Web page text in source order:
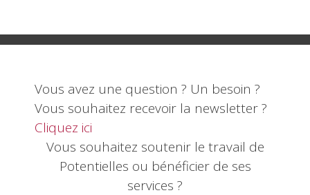
Vous avez une question ? Un besoin ?
Vous souhaitez recevoir la newsletter ?
Cliquez ici
Vous souhaitez soutenir le travail de
Potentielles ou bénéficier de ses
services ?